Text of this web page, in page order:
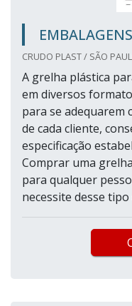
CRUDO PLAST / SÃO
A grelha plástica
em diversos
para se adequarem
de cada cliente,
especificação
Comprar uma
para qualquer
necessite desse tipo